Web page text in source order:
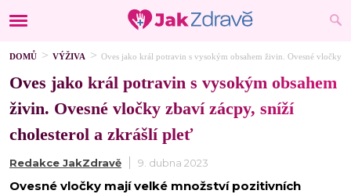
DOMŮ VÝŽIVA Oves jako král potravin s vysokým obsahem živin. Ovesné vločky
Oves jako král potravin s vysokým obsahem
živin. Ovesné vločky zbaví zácpy, sníží
cholesterol a zkrášlí pleť
Redakce JakZdravě 9. dubna 2023
Ovesné vločky mají velké množství pozitivních